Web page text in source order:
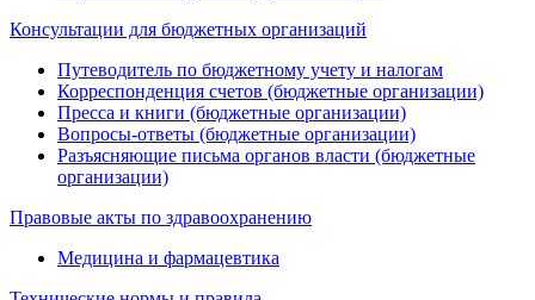
Консультации для бюджетных организаций
Путеводитель по бюджетному учету и налогам
Корреспонденция счетов (бюджетные организации)
Пресса и книги (бюджетные организации)
Вопросы-ответы (бюджетные организации)
Разъясняющие письма органов власти (бюджетные
организации)
Правовые акты по здравоохранению
Медицина и фармацевтика